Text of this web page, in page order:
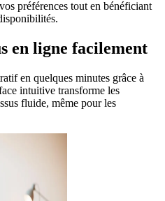
préférences tout en bénéficiant
en ligne facilement
en quelques minutes grâce à
intuitive transforme les
fluide, même pour les